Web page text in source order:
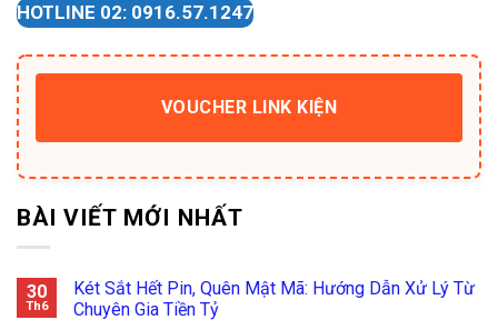
HOTLINE 02: 0916.57.1247
VOUCHER LINK KIỆN
BÀI VIẾT MỚI NHẤT
30
Th6
Két Sắt Hết Pin, Quên Mật Mã: Hướng Dẫn Xử Lý Từ
Chuyên Gia Tiền Tỷ